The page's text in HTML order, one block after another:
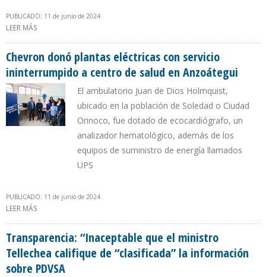
PUBLICADO: 11 de junio de 2024
LEER MÁS
Chevron donó plantas eléctricas con servicio
ininterrumpido a centro de salud en Anzoátegui
El ambulatorio Juan de Dios Holmquist,
ubicado en la población de Soledad o Ciudad
Orinoco, fue dotado de ecocardiógrafo, un
analizador hematológico, además de los
equipos de suministro de energía llamados
UPS
PUBLICADO: 11 de junio de 2024
LEER MÁS
Transparencia: “Inaceptable que el ministro
Tellechea califique de “clasificada” la información
sobre PDVSA